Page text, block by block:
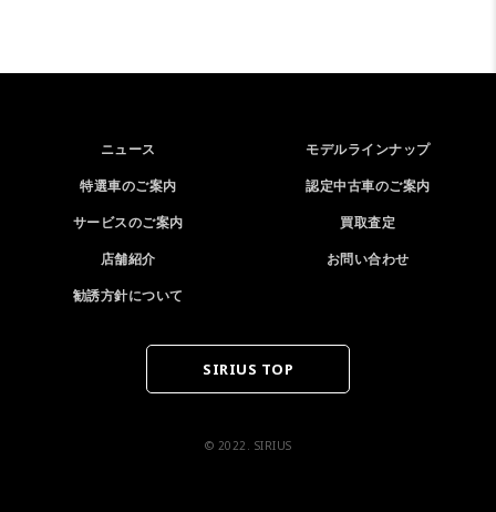
ニュース
モデルラインナップ
特選車のご案内
認定中古車のご案内
サービスのご案内
買取査定
店舗紹介
お問い合わせ
勧誘方針について
SIRIUS TOP
© 2022. SIRIUS